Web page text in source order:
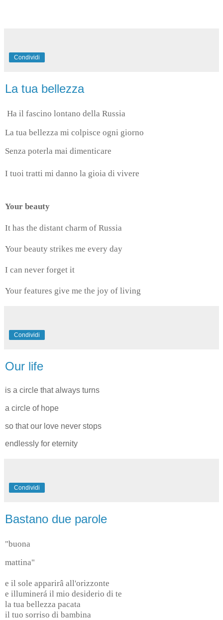
Condividi
La tua bellezza
Ha il fascino lontano della Russia
La tua bellezza mi colpisce ogni giorno
Senza poterla mai dimenticare
I tuoi tratti mi danno la gioia di vivere
Your beauty
It has the distant charm of Russia
Your beauty strikes me every day
I can never forget it
Your features give me the joy of living
Condividi
Our life
is a circle that always turns
a circle of hope
so that our love never stops
endlessly for eternity
Condividi
Bastano due parole
"buona
mattina"
e il sole apparirâ all'orizzonte
e illuminerá il mio desiderio di te
la tua bellezza pacata
il tuo sorriso di bambina